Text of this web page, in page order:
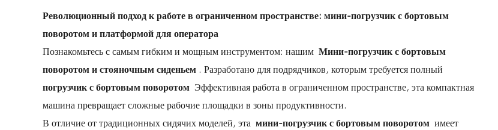
Революционный подход к работе в ограниченном пространстве: мини-погрузчик с бортовым
поворотом и платформой для оператора
Познакомьтесь с самым гибким и мощным инструментом: нашим Мини-погрузчик с бортовым
поворотом и стояночным сиденьем . Разработано для подрядчиков, которым требуется полный
погрузчик с бортовым поворотом Эффективная работа в ограниченном пространстве, эта компактная
машина превращает сложные рабочие площадки в зоны продуктивности.
В отличие от традиционных сидячих моделей, эта мини-погрузчик с бортовым поворотом имеет